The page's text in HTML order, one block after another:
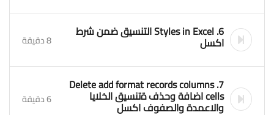
6. Styles in Excel التنسيق ضمن شرط
اكسل 8 دقيقة
7. Delete add format records columns
cells اضافة وحذف ةتنسيق الخلايا
والاعمدة والصفوف اكسل 6 دقيقة